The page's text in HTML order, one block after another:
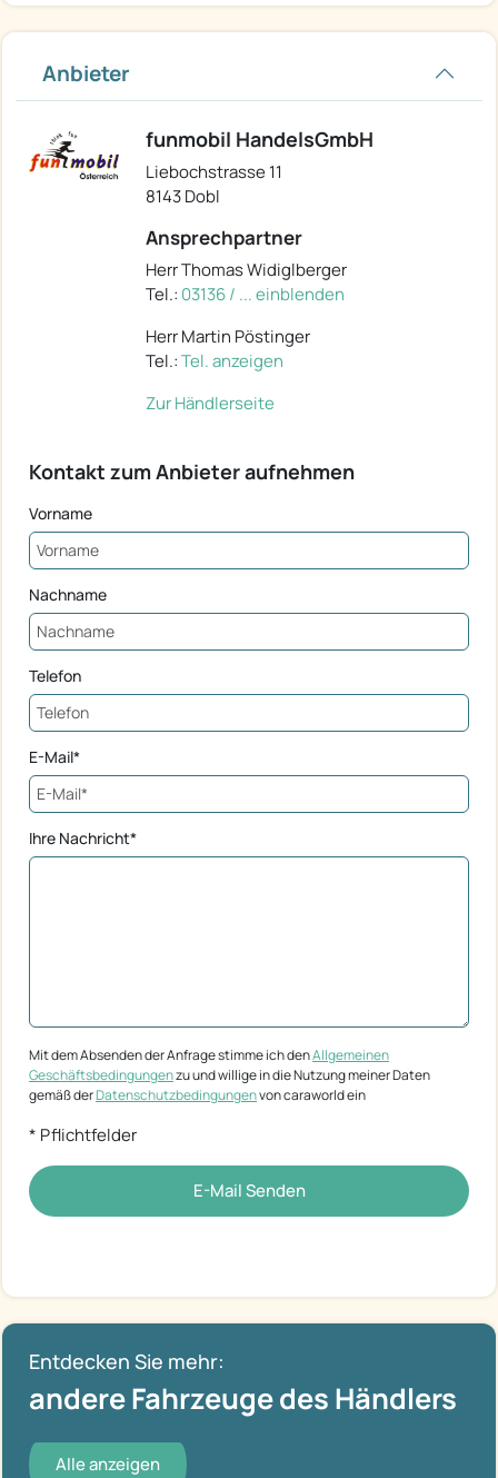
Anbieter
funmobil HandelsGmbH
Liebochstrasse 11
8143 Dobl
Ansprechpartner
Herr Thomas Widiglberger
Tel.: 03136 / ... einblenden
Herr Martin Pöstinger
Tel.:Tel. anzeigen
Zur Händlerseite
Kontakt zum Anbieter aufnehmen
Vorname
Nachname
Telefon
E-Mail*
Ihre Nachricht*
Mit dem Absenden der Anfrage stimme ich denAllgemeinen
Geschäftsbedingungenzu und willige in die Nutzung meiner Daten
gemäß derDatenschutzbedingungenvon caraworld ein
* Pflichtfelder
E-Mail Senden
Entdecken Sie mehr:
andere Fahrzeuge des Händlers
Alle anzeigen